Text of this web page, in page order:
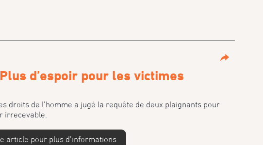
Partage
d’espoir pour les victimes
droits de l’homme a jugé la requête de deux plaignants pour
irrecevable.
article pour plus d’informations